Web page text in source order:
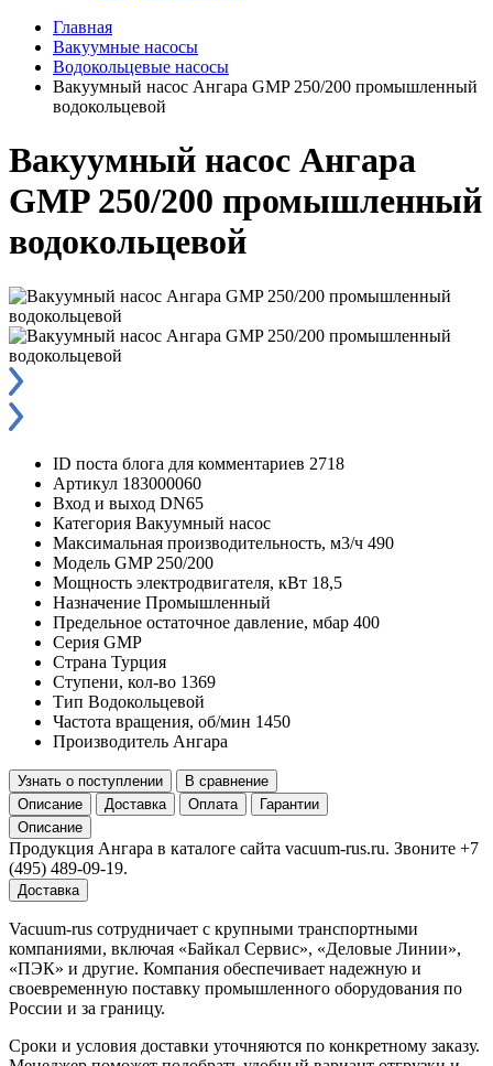
Главная
Вакуумные насосы
Водокольцевые насосы
Вакуумный насос Ангара GMP 250/200 промышленный
водокольцевой
Вакуумный насос Ангара
GMP 250/200 промышленный
водокольцевой
ID поста блога для комментариев 2718
Артикул 183000060
Вход и выход DN65
Категория Вакуумный насос
Максимальная производительность, м3/ч 490
Модель GMP 250/200
Мощность электродвигателя, кВт 18,5
Назначение Промышленный
Предельное остаточное давление, мбар 400
Серия GMP
Страна Турция
Ступени, кол-во 1369
Тип Водокольцевой
Частота вращения, об/мин 1450
Производитель Ангара
Узнать о поступлении
В сравнение
Описание
Доставка Оплата
Гарантии
Описание
Продукция Ангара в каталоге сайта vacuum-rus.ru. Звоните +7
(495) 489-09-19.
Доставка
Vacuum-rus сотрудничает с крупными транспортными
компаниями, включая «Байкал Сервис», «Деловые Линии»,
«ПЭК» и другие. Компания обеспечивает надежную и
своевременную поставку промышленного оборудования по
России и за границу.
Сроки и условия доставки уточняются по конкретному заказу.